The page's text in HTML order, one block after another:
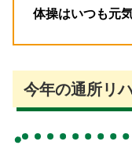
体操はいつも元
今年の通所リ